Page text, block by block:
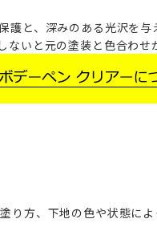
と、深みのある光沢を与
いと元の塗装と色合わ
り方、下地の色や状態によ